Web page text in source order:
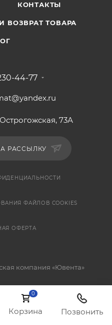
КОНТАКТЫ
ВОЗВРАТ ТОВАРА
44-77
73А
РАССЫЛКУ
ФАЙЛОВ COOKIES
ОФЕРТА
компания «Ювента»
0
Корзина Позвонить